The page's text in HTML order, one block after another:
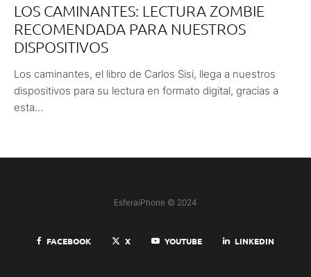
LOS CAMINANTES: LECTURA ZOMBIE
RECOMENDADA PARA NUESTROS
DISPOSITIVOS
Los caminantes, el libro de Carlos Sisi, llega a nuestros
dispositivos para su lectura en formato digital, gracias a
esta...
EsferaiPhone © 2024
FACEBOOK X YOUTUBE LINKEDIN